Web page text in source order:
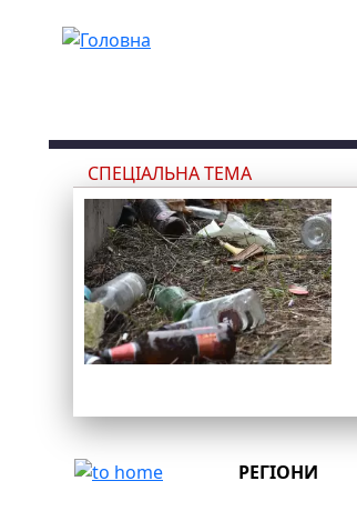
СПЕЦІАЛЬНА ТЕМА
РЕГІОНИ